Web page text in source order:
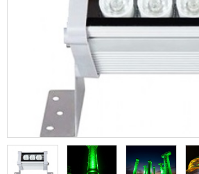
EN ÇOK SATILANLAR
BİZE ULAŞIN
ALIŞVERİŞ SEPETİ
TÜM KATEGORİLER
LITYUM POLIMER LIFEPO4 PIL AKÜ ŞARJ
AKÜ ŞARJ ALETLERI CIHAZLARI
KAYAN YAZI LED EKRAN ÜRÜNLERI